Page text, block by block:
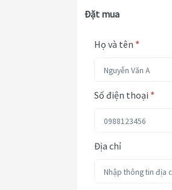
Đặt mua
Họ và tên *
Số điện thoại *
Địa chỉ